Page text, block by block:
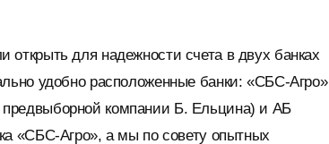
открыть для надежности счета в двух банках
удобно расположенные банки: «СБС-Агро»
компании Б. Ельцина) и АБ
«СБС-Агро», а мы по совету опытных